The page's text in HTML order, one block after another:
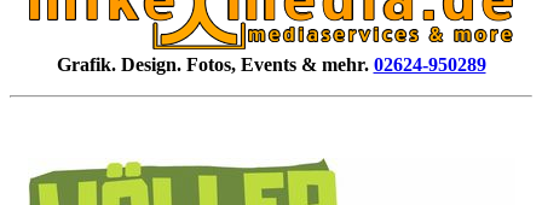
Grafik. Design. Fotos, Events & mehr. 02624-950289